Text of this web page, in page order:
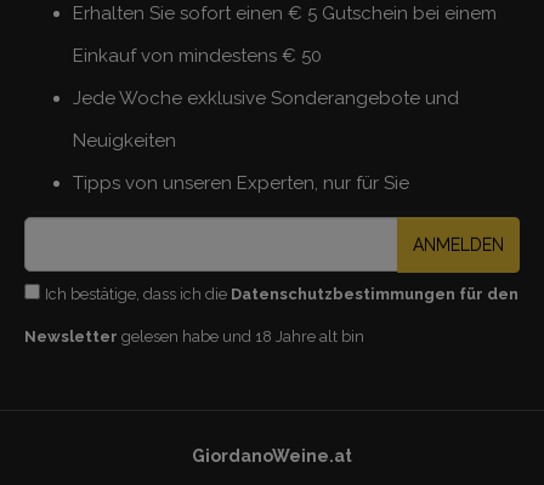
Erhalten Sie sofort einen € 5 Gutschein bei einem
Einkauf von mindestens € 50
Jede Woche exklusive Sonderangebote und
Neuigkeiten
Tipps von unseren Experten, nur für Sie
ANMELDEN
Ich bestätige, dass ich die Datenschutzbestimmungen für den
Newsletter gelesen habe und 18 Jahre alt bin
GiordanoWeine.at